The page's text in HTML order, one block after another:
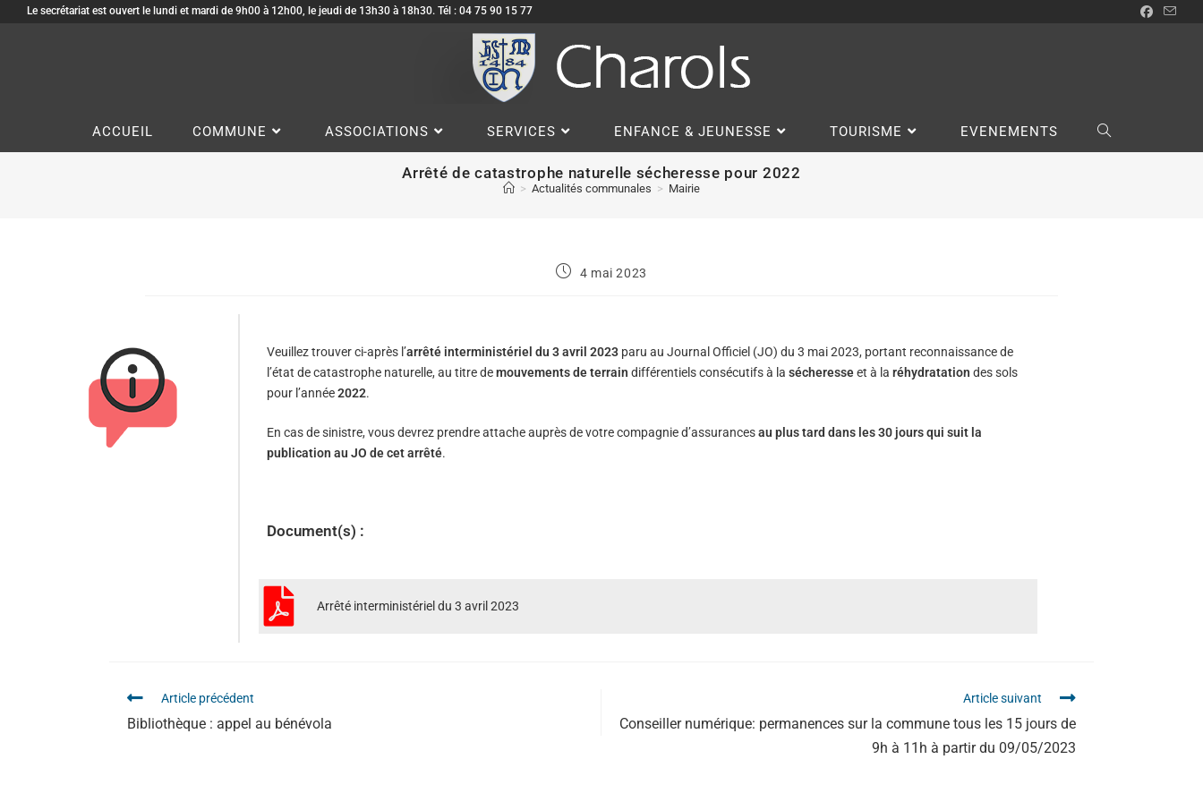
Le secrétariat est ouvert le lundi et mardi de 9h00 à 12h00, le jeudi de 13h30 à 18h30. Tél : 04 75 90 15 77
ACCUEIL COMMUNE ASSOCIATIONS SERVICES ENFANCE & JEUNESSE TOURISME EVENEMENTS
Arrêté de catastrophe naturelle sécheresse pour 2022
> Actualités communales > Mairie
4 mai 2023
Veuillez trouver ci-après l’arrêté interministériel du 3 avril 2023 paru au Journal Officiel (JO) du 3 mai 2023, portant reconnaissance de
l’état de catastrophe naturelle, au titre demouvements de terrain différentiels consécutifs à la sécheresseet à la réhydratation des sols
pour l’année2022.
En cas de sinistre, vous devrez prendre attache auprès de votre compagnie d’assurancesau plus tard dans les 30 jours qui suit la
publication au JO de cet arrêté.
Document(s) :
Arrêté interministériel du 3 avril 2023
Article précédent
Bibliothèque : appel au bénévola
Article suivant
Conseiller numérique: permanences sur la commune tous les 15 jours de
9h à 11h à partir du 09/05/2023